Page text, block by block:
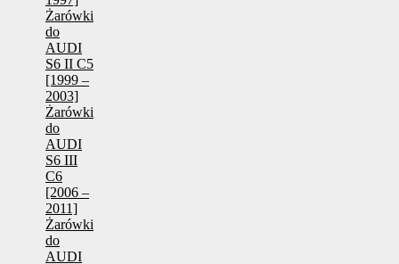
Żarówki
do
AUDI
S6 II C5
[1999 –
2003]
Żarówki
do
AUDI
S6 III
C6
[2006 –
2011]
Żarówki
do
AUDI